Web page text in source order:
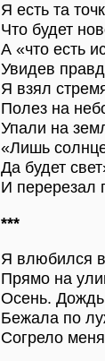
Я есть та
Что будет
А «что есть
Увидев
Я взял
Полез на
Упали на
«Лишь
Да будет
И перерезал
***
Я влюбился
Прямо на
Осень.
Бежала по
Согрело